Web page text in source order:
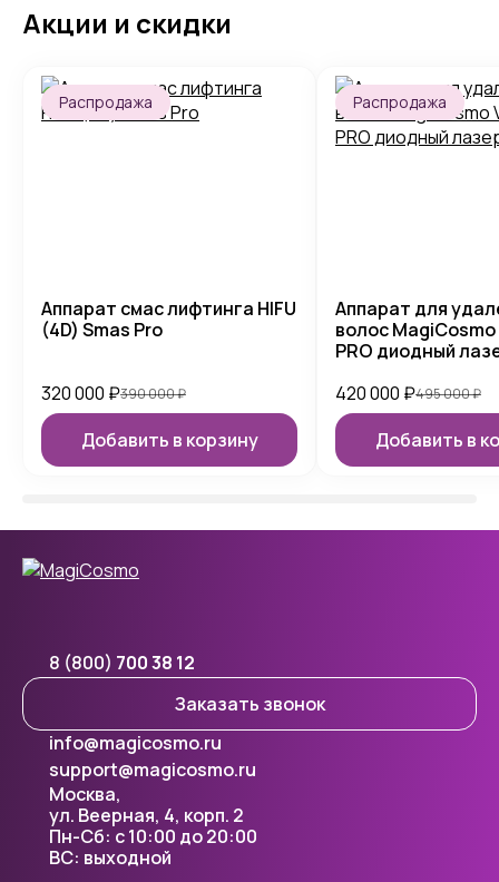
Акции и скидки
Распродажа
Аппарат смас лифтинга HIFU
(4D) Smas Pro
320 000 ₽390 000₽
Добавить в корзину
Распродажа
Аппарат для
волос
PRO диодный
420 000 ₽495 000₽
Добавить в
8 (800) 700 38 12
Заказать звонок
Москва,
ул. Веерная, 4, корп. 2
info@magicosmo.ru
support@magicosmo.ru
Пн-Сб: с 10:00 до 20:00
ВС: выходной